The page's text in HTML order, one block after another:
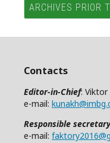
ARCHIVES PRIOR
Contacts
Editor-in-Chief: Viktor
e-mail:
Responsible secretary
e-mail: